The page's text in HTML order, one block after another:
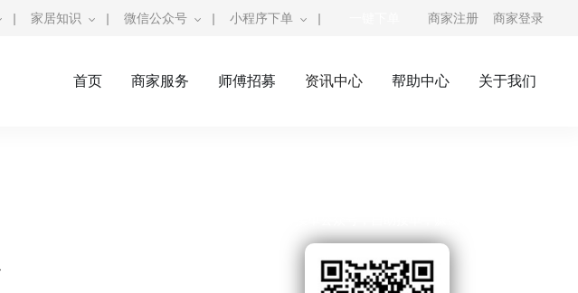
| 家居知识 | 微信公众号 | 小程序下单 | 商家注册 商家登录
首页 商家服务 师傅招募 资讯中心 帮助中心 关于我们